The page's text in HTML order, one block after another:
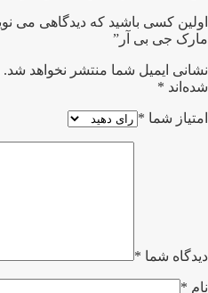
مارک جی بی آر”
نشانی ایمیل شما منتشر نخواهد شد.
شده‌اند *
امتیاز شما *
دیدگاه شما *
نام *